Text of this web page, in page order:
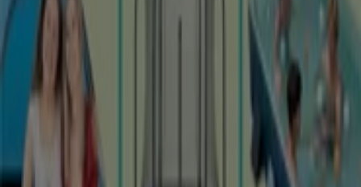
Kontakt aufnehmen
Marketing- und Geschäftsanfragen
Geschäft falsch auf der Karte geortet
Technische Probleme und allgemeines Feedback
Indizes